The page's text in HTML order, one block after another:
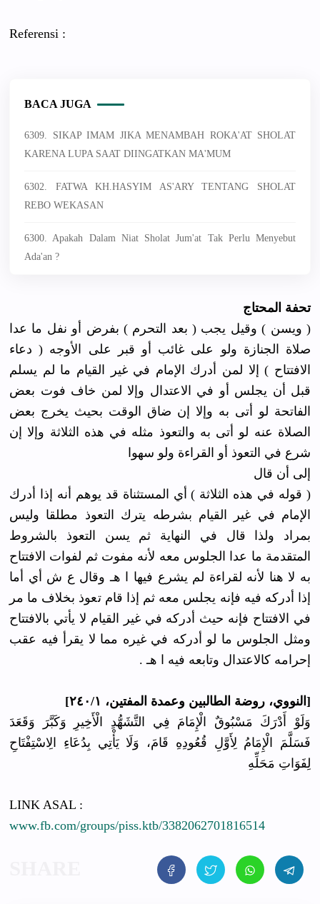
Referensi :
BACA JUGA
6309. SIKAP IMAM JIKA MENAMBAH ROKA'AT SHOLAT
KARENA LUPA SAAT DIINGATKAN MA'MUM
6302. FATWA KH.HASYIM AS'ARY TENTANG SHOLAT
REBO WEKASAN
6300. Apakah Dalam Niat Sholat Jum'at Tak Perlu Menyebut
Ada'an ?
تحفة المحتاج
( ويسن ) وقيل يجب ( بعد التحرم ) بفرض أو نفل ما عدا
صلاة الجنازة ولو على غائب أو قبر على الأوجه ( دعاء
الافتتاح ) إلا لمن أدرك الإمام في غير القيام ما لم يسلم
قبل أن يجلس أو في الاعتدال وإلا لمن خاف فوت بعض
الفاتحة لو أتى به وإلا إن ضاق الوقت بحيث يخرج بعض
الصلاة عنه لو أتى به والتعوذ مثله في هذه الثلاثة وإلا إن
شرع في التعوذ أو القراءة ولو سهوا
إلى أن قال
( قوله في هذه الثلاثة ) أي المستثناة قد يوهم أنه إذا أدرك
الإمام في غير القيام بشرطه يترك التعوذ مطلقا وليس
بمراد ولذا قال في النهاية ثم يسن التعوذ بالشروط
المتقدمة ما عدا الجلوس معه لأنه مفوت ثم لفوات الافتتاح
به لا هنا لأنه لقراءة لم يشرع فيها ا هـ وقال ع ش أي أما
إذا أدركه فيه فإنه يجلس معه ثم إذا قام تعوذ بخلاف ما مر
في الافتتاح فإنه حيث أدركه في غير القيام لا يأتي بالافتتاح
ومثل الجلوس ما لو أدركه في غيره مما لا يقرأ فيه عقب
إحرامه كالاعتدال وتابعه فيه ا هـ .
[النووي، روضة الطالبين وعمدة المفتين، ٢٤٠/١]
وَلَوْ أَدْرَكَ مَسْبُوقٌ الْإِمَامَ فِي التَّشَهُّدِ الْأَخِيرِ وَكَبَّرَ وَقَعَدَ
فَسَلَّمَ الْإِمَامُ لِأَوَّلِ قُعُودِهِ قَامَ، وَلَا يَأْتِي بِدُعَاءِ الِاسْتِفْتَاحِ
لِفَوَاتِ مَحَلِّهِ
LINK ASAL :
www.fb.com/groups/piss.ktb/3382062701816514